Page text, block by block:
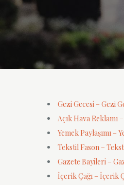
Gezi Gecesi – Gezi
Açık Hava Reklamı
Yemek Paylaşımı –
Tekstil Fason –
Gazete Bayileri –
İçerik Çağı – İçerik